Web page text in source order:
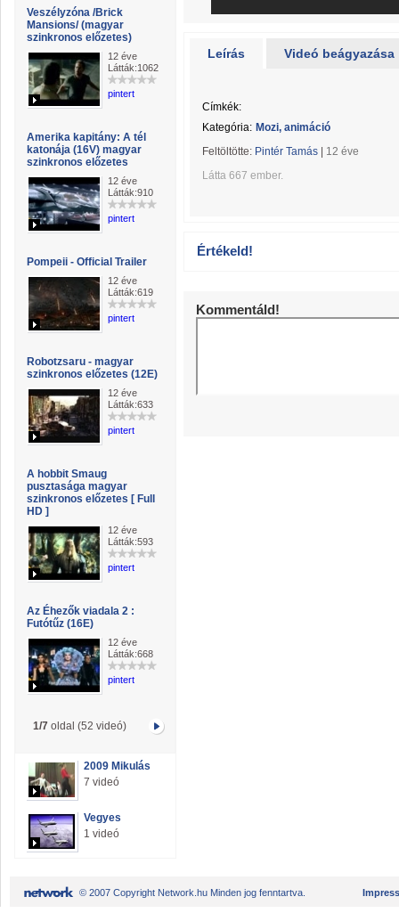
Veszélyzóna /Brick
Mansions/ (magyar
szinkronos előzetes)
12 éve
Látták:1062
pintert
Amerika kapitány: A tél
katonája (16V) magyar
szinkronos előzetes
12 éve
Látták:910
pintert
Pompeii - Official Trailer
12 éve
Látták:619
pintert
Robotzsaru - magyar
szinkronos előzetes (12E)
12 éve
Látták:633
pintert
A hobbit Smaug
pusztasága magyar
szinkronos előzetes [ Full
HD ]
12 éve
Látták:593
pintert
Az Éhezők viadala 2 :
Futótűz (16E)
12 éve
Látták:668
pintert
1/7oldal (52 videó)
2009 Mikulás
7 videó
Vegyes
1 videó
Leírás Videó beágyazása
Címkék:
Kategória: Mozi, animáció
Feltöltötte: Pintér Tamás
12 éve
Látta 667 ember.
Értékeld!
Kommentáld!
© 2007 Copyright Network.hu Minden jog fenntartva.